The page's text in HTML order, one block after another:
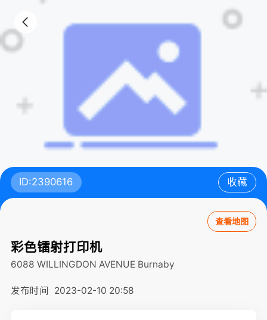
ID:2390616 收藏
查看地图
彩色镭射打印机
6088 WILLINGDON AVENUE Burnaby
发布时间 2023-02-10 20:58